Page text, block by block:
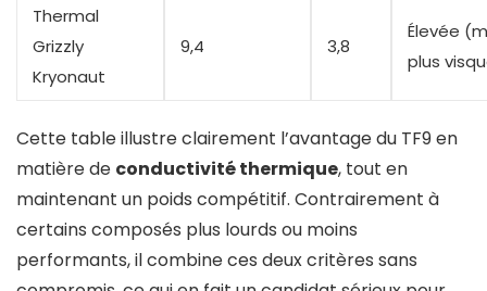
Thermal
Grizzly
Kryonaut
9,4 3,8
Élevée
plus
Cette table illustre clairement l’avantage du TF9 en
matière de conductivité thermique, tout en
maintenant un poids compétitif. Contrairement à
certains composés plus lourds ou moins
performants, il combine ces deux critères sans